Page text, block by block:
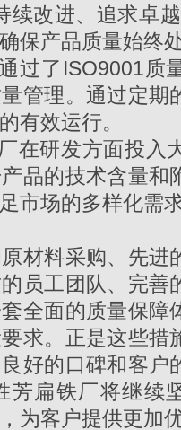
续改进、追求卓
保产品质量始终
过了ISO9001质
管理。通过定期
有效运行。
在研发方面投入
品的技术含量和
市场的多样化需
材料采购、先进
员工团队、完善
全面的质量保障
求。正是这些措
好的口碑和客户
芳扁铁厂将继续
为客户提供更加